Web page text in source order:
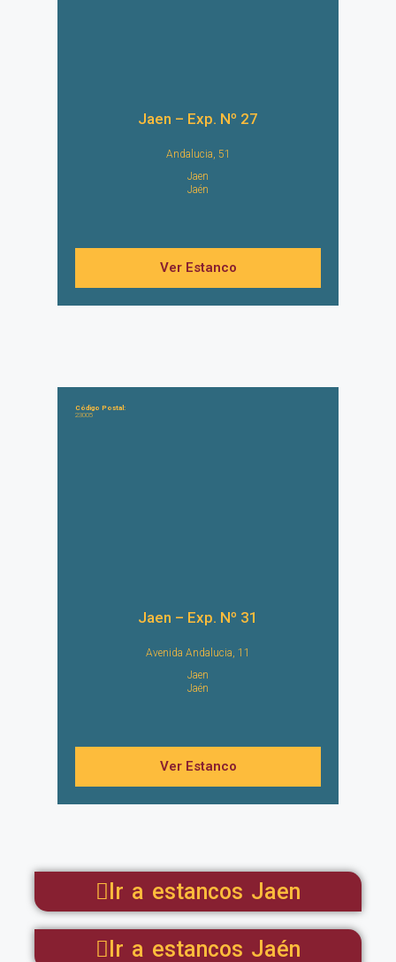
Jaen – Exp. Nº 27
Andalucia, 51
Jaen
Jaén
Ver Estanco
Código Postal:
23005
Jaen – Exp. Nº 31
Avenida Andalucia, 11
Jaen
Jaén
Ver Estanco
Ir a estancos Jaen
Ir a estancos Jaén